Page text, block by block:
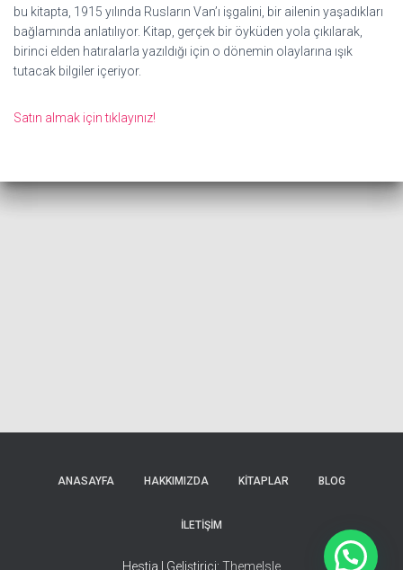
bu kitapta, 1915 yılında Rusların Van’ı işgalini, bir ailenin yaşadıkları
bağlamında anlatılıyor. Kitap, gerçek bir öyküden yola çıkılarak,
birinci elden hatıralarla yazıldığı için o dönemin olaylarına ışık
tutacak bilgiler içeriyor.
Satın almak için tıklayınız!
ANASAYFA HAKKIMIZDA KİTAPLAR BLOG
İLETİŞİM
Hestia | Geliştirici: ThemeIsle